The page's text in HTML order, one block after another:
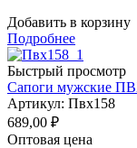
Добавить в корзину
Подробнее
Быстрый просмотр
Сапоги мужские
Артикул: Пвх158
689,00 ₽
Оптовая цена